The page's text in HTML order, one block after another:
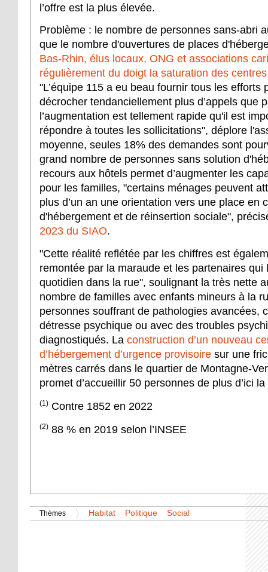
l’offre est la plus élevée.
Problème : le nombre de personnes sans-abri
que le nombre d'ouvertures de places
Bas-Rhin, élus locaux, ONG et associations
régulièrement du doigt la saturation des
"L’équipe 115 a eu beau fournir tous les efforts
décrocher tendanciellement plus d’appels que
l’augmentation est tellement rapide qu'il est
répondre à toutes les sollicitations", déplore
moyenne, seules 18% des demandes sont
grand nombre de personnes sans solution
recours aux hôtels permet d’augmenter les
pour les familles, "certains ménages peuvent
plus d’un an une orientation vers une place en
d'hébergement et de réinsertion sociale",
2023 du SIAO.
"Cette réalité reflétée par les chiffres est
remontée par la maraude et les partenaires qui
quotidien dans la rue", soulignant la très nette
nombre de familles avec enfants mineurs à la
personnes souffrant de pathologies avancées,
détresse psychique ou avec des troubles
diagnostiqués. La construction d’un nouveau
d’hébergement d’urgence provisoire sur une
mètres carrés dans le quartier de Montagne-
promet d’accueillir 50 personnes de plus d’ici
(1) Contre 1852 en 2022
(2) 88 % en 2019 selon l’INSEE
Thèmes Habitat Politique Social